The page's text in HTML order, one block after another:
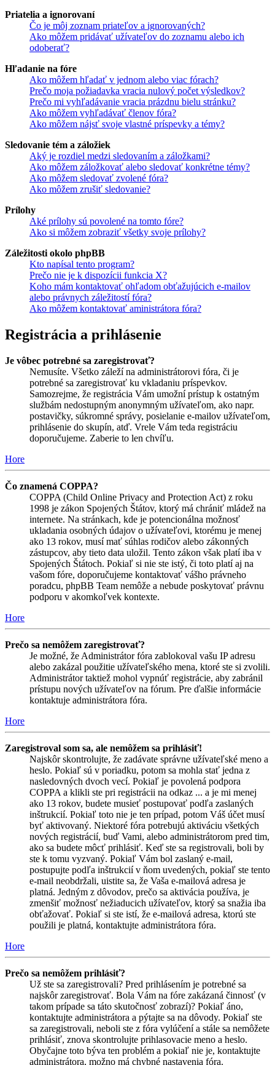
Priatelia a ignorovaní
Čo je môj zoznam priateľov a ignorovaných?
Ako môžem pridávať užívateľov do zoznamu alebo ich
odoberať?
Hľadanie na fóre
Ako môžem hľadať v jednom alebo viac fórach?
Prečo moja požiadavka vracia nulový počet výsledkov?
Prečo mi vyhľadávanie vracia prázdnu bielu stránku?
Ako môžem vyhľadávať členov fóra?
Ako môžem nájsť svoje vlastné príspevky a témy?
Sledovanie tém a záložiek
Aký je rozdiel medzi sledovaním a záložkami?
Ako môžem záložkovať alebo sledovať konkrétne témy?
Ako môžem sledovať zvolené fóra?
Ako môžem zrušiť sledovanie?
Prílohy
Aké prílohy sú povolené na tomto fóre?
Ako si môžem zobraziť všetky svoje prílohy?
Záležitosti okolo phpBB
Kto napísal tento program?
Prečo nie je k dispozícii funkcia X?
Koho mám kontaktovať ohľadom obťažujúcich e-mailov
alebo právnych záležitostí fóra?
Ako môžem kontaktovať aministrátora fóra?
Registrácia a prihlásenie
Je vôbec potrebné sa zaregistrovať?
Nemusíte. Všetko záleží na administrátorovi fóra, či je
potrebné sa zaregistrovať ku vkladaniu príspevkov.
Samozrejme, že registrácia Vám umožní prístup k ostatným
službám nedostupným anonymným užívateľom, ako napr.
postavičky, súkromné správy, posielanie e-mailov užívateľom,
prihlásenie do skupín, atď. Vrele Vám teda registráciu
doporučujeme. Zaberie to len chvíľu.
Hore
Čo znamená COPPA?
COPPA (Child Online Privacy and Protection Act) z roku
1998 je zákon Spojených Štátov, ktorý má chrániť mládež na
internete. Na stránkach, kde je potencionálna možnosť
ukladania osobných údajov o užívateľovi, ktorému je menej
ako 13 rokov, musí mať súhlas rodičov alebo zákonných
zástupcov, aby tieto data uložil. Tento zákon však platí iba v
Spojených Štátoch. Pokiaľ si nie ste istý, či toto platí aj na
vašom fóre, doporučujeme kontaktovať vášho právneho
poradcu, phpBB Team nemôže a nebude poskytovať právnu
podporu v akomkoľvek kontexte.
Hore
Prečo sa nemôžem zaregistrovať?
Je možné, že Administrátor fóra zablokoval vašu IP adresu
alebo zakázal použitie užívateľského mena, ktoré ste si zvolili.
Administrátor taktiež mohol vypnúť registrácie, aby zabránil
prístupu nových užívateľov na fórum. Pre ďalšie informácie
kontaktuje administrátora fóra.
Hore
Zaregistroval som sa, ale nemôžem sa prihlásiť!
Najskôr skontrolujte, že zadávate správne užívateľské meno a
heslo. Pokiaľ sú v poriadku, potom sa mohla stať jedna z
nasledovných dvoch vecí. Pokiaľ je povolená podpora
COPPA a klikli ste pri registrácii na odkaz ... a je mi menej
ako 13 rokov, budete musieť postupovať podľa zaslaných
inštrukcií. Pokiaľ toto nie je ten prípad, potom Váš účet musí
byť aktivovaný. Niektoré fóra potrebujú aktiváciu všetkých
nových registrácií, buď Vami, alebo administrátorom pred tim,
ako sa budete môcť prihlásiť. Keď ste sa registrovali, boli by
ste k tomu vyzvaný. Pokiaľ Vám bol zaslaný e-mail,
postupujte podľa inštrukcií v ňom uvedených, pokiaľ ste tento
e-mail neobdržali, uistite sa, že Vaša e-mailová adresa je
platná. Jedným z dôvodov, prečo sa aktivácia používa, je
zmenšiť možnosť nežiaducich užívateľov, ktorý sa snažia iba
obťažovať. Pokiaľ si ste istí, že e-mailová adresa, ktorú ste
použili je platná, kontaktujte administrátora fóra.
Hore
Prečo sa nemôžem prihlásiť?
Už ste sa zaregistrovali? Pred prihlásením je potrebné sa
najskôr zaregistrovať. Bola Vám na fóre zakázaná činnosť (v
takom prípade sa táto skutočnosť zobrazí)? Pokiaľ áno,
kontaktujte administrátora a pýtajte sa na dôvody. Pokiaľ ste
sa zaregistrovali, neboli ste z fóra vylúčení a stále sa nemôžete
prihlásiť, znova skontrolujte prihlasovacie meno a heslo.
Obyčajne toto býva ten problém a pokiaľ nie je, kontaktujte
administrátora, možno má chybné nastavenia fóra.